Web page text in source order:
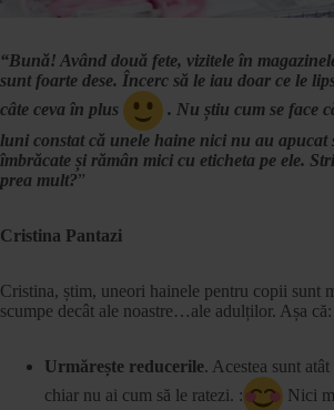
“Bună! Având două fete, vizitele în
sunt foarte dese. Încerc să le iau doar ce le
câte ceva în plus
. Nu știu cum se face
luni constat că unele haine nici nu au apucat
îmbrăcate și rămân mici cu eticheta pe ele.
prea mult?”
Cristina Pantazi
Cristina, știm, uneori hainele pentru copii sunt
scumpe decât ale noastre…ale adulților. Așa că:
Urmărește reducerile. Acestea sunt
chiar nu ai cum să le ratezi. :
Nici